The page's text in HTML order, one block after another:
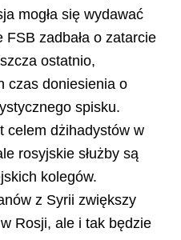
mogła się wydawać
zadbała o zatarcie
ostatnio,
czas doniesienia o
spisku.
celem dżihadystów w
rosyjskie służby są
kolegów.
z Syrii zwiększy
Rosji, ale i tak będzie